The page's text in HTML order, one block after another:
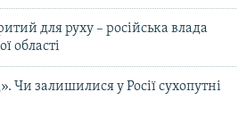
для руху – російська влада
області
Чи залишилися у Росії сухопутні